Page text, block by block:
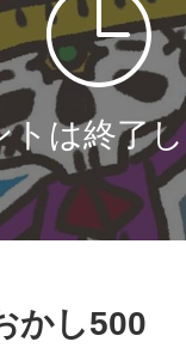
トは終了
かし500
トに
入を